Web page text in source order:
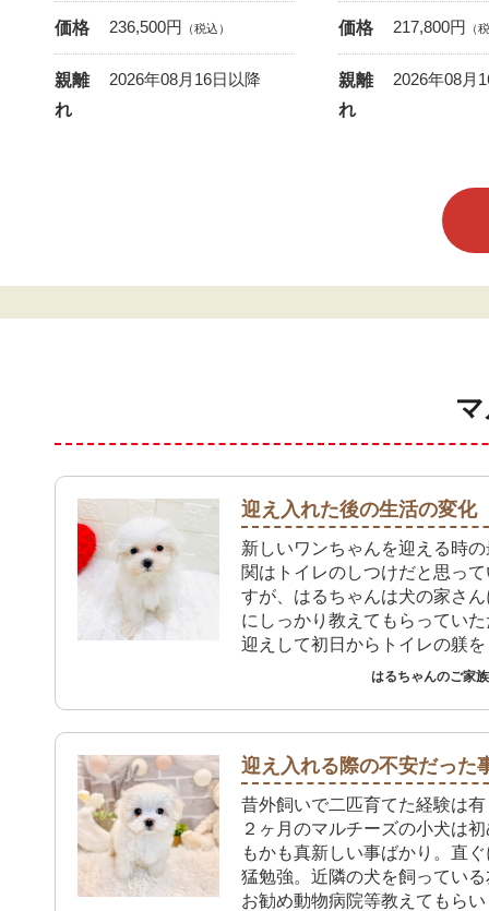
価格 236,500円 （税込）
親離
れ
2026年08月16日以降
価格 217,800円 （
親離
れ
2026年08月
迎え入れた後の生活の変化
新しいワンちゃんを迎える時
関はトイレのしつけだと思っ
すが、はるちゃんは犬の家さ
にしっかり教えてもらってい
迎えして初日からトイレの躾
も、おしっこもうんちもトイ
屋に出してもお姉ちゃんたち
っています。 これからは先住
り方を教えながら楽しく生活
いです。
はるちゃんのご家
迎え入れる際の不安だった
昔外飼いで二匹育てた経験は
２ヶ月のマルチーズの小犬は
もかも真新しい事ばかり。直
猛勉強。近隣の犬を飼ってい
お勧め動物病院等教えてもら